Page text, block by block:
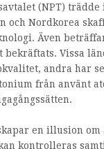
(NPT)
och Nordkorea
Även
bekräftats. Vissa
andra har
från använt
en illusion om
kontrolleras